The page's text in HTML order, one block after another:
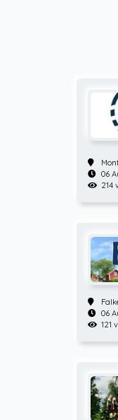
06
214
06
121